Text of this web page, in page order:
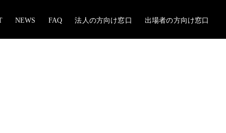
NEWS FAQ 法人の方向け窓口 出場者の方向け窓口